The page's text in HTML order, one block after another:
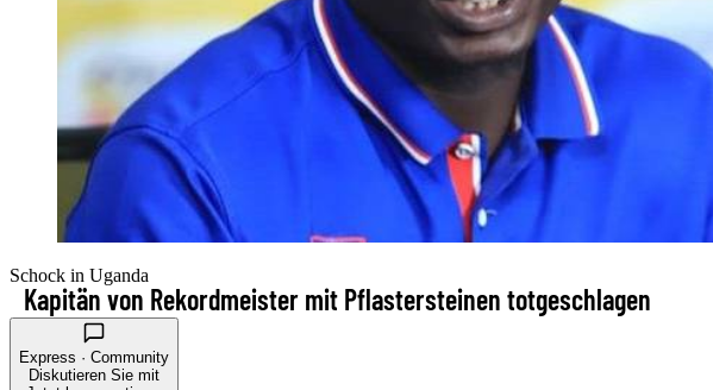
Schock in Uganda
Kapitän von Rekordmeister mit Pflastersteinen totgeschlagen
Express · Community
Diskutieren Sie mit